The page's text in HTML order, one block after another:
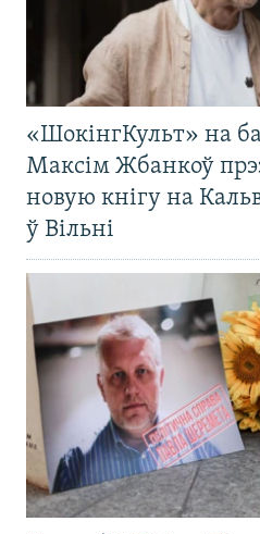
«ШокінгКульт» на
Максім Жбанкоў
новую кнігу на
ў Вільні